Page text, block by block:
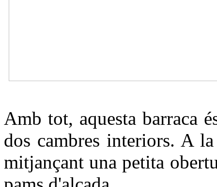
Amb tot, aquesta barraca
dos cambres interiors. A
mitjançant una petita